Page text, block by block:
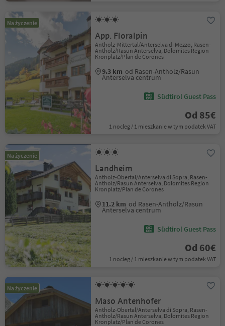
Na życzenie
App. Floralpin
Antholz-Mittertal/Anterselva di Mezzo, Rasen-
Antholz/Rasun Anterselva, Dolomites Region
Kronplatz/Plan de Corones
9.3 km od Rasen-Antholz/Rasun
Anterselva centrum
Südtirol Guest Pass
Od 85€
1 nocleg / 1 mieszkanie w tym podatek VAT
Na życzenie
Landheim
Antholz-Obertal/Anterselva di Sopra, Rasen-
Antholz/Rasun Anterselva, Dolomites Region
Kronplatz/Plan de Corones
11.2 km od Rasen-Antholz/Rasun
Anterselva centrum
Südtirol Guest Pass
Od 60€
1 nocleg / 1 mieszkanie w tym podatek VAT
Na życzenie
Maso Antenhofer
Antholz-Obertal/Anterselva di Sopra, Rasen-
Antholz/Rasun Anterselva, Dolomites Region
Kronplatz/Plan de Corones